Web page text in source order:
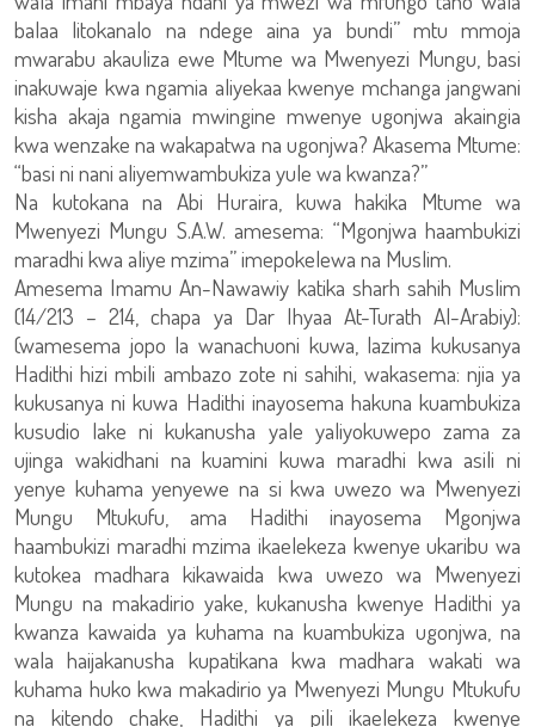
balaa litokanalo na ndege aina ya bundi” mtu mmoja
mwarabu akauliza ewe Mtume wa Mwenyezi Mungu, basi
inakuwaje kwa ngamia aliyekaa kwenye mchanga jangwani
kisha akaja ngamia mwingine mwenye ugonjwa akaingia
kwa wenzake na wakapatwa na ugonjwa? Akasema Mtume:
“basi ni nani aliyemwambukiza yule wa kwanza?”
Na kutokana na Abi Huraira, kuwa hakika Mtume wa
Mwenyezi Mungu S.A.W. amesema: “Mgonjwa haambukizi
maradhi kwa aliye mzima” imepokelewa na Muslim.
Amesema Imamu An-Nawawiy katika sharh sahih Muslim
(14/213 – 214, chapa ya Dar Ihyaa At-Turath Al-Arabiy):
(wamesema jopo la wanachuoni kuwa, lazima kukusanya
Hadithi hizi mbili ambazo zote ni sahihi, wakasema: njia ya
kukusanya ni kuwa Hadithi inayosema hakuna kuambukiza
kusudio lake ni kukanusha yale yaliyokuwepo zama za
ujinga wakidhani na kuamini kuwa maradhi kwa asili ni
yenye kuhama yenyewe na si kwa uwezo wa Mwenyezi
Mungu Mtukufu, ama Hadithi inayosema Mgonjwa
haambukizi maradhi mzima ikaelekeza kwenye ukaribu wa
kutokea madhara kikawaida kwa uwezo wa Mwenyezi
Mungu na makadirio yake, kukanusha kwenye Hadithi ya
kwanza kawaida ya kuhama na kuambukiza ugonjwa, na
wala haijakanusha kupatikana kwa madhara wakati wa
kuhama huko kwa makadirio ya Mwenyezi Mungu Mtukufu
na kitendo chake, Hadithi ya pili ikaelekeza kwenye